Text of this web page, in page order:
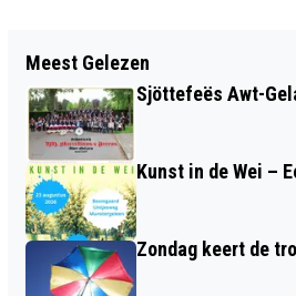
AANTAL
LIMBURG MET 8,3%
Meest Gelezen
Sjöttefeës Awt-
Kunst in de Wei –
Zondag keert de